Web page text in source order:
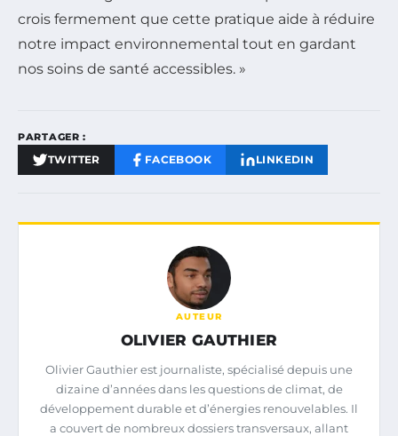
crois fermement que cette pratique aide à réduire
notre impact environnemental tout en gardant
nos soins de santé accessibles. »
PARTAGER :
TWITTER FACEBOOK LINKEDIN
AUTEUR
OLIVIER GAUTHIER
Olivier Gauthier est journaliste, spécialisé depuis une
dizaine d’années dans les questions de climat, de
développement durable et d’énergies renouvelables. Il
a couvert de nombreux dossiers transversaux, allant